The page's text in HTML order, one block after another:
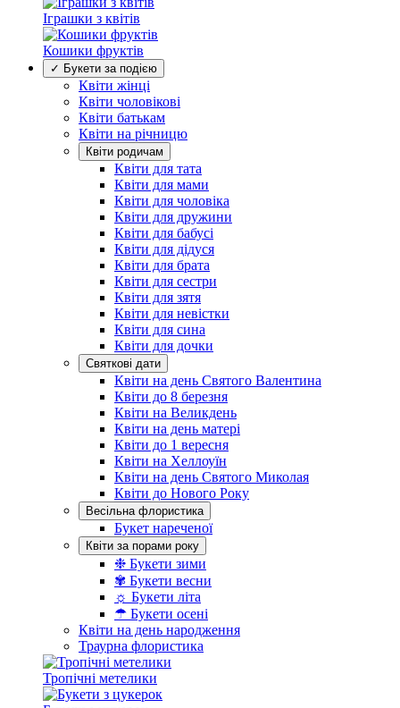
Іграшки з квітів
Кошики фруктів
✓ Букети за подією
Квіти жінці
Квіти чоловікові
Квіти батькам
Квіти на річницю
Квіти родичам
Квіти для тата
Квіти для мами
Квіти для чоловіка
Квіти для дружини
Квіти для бабусі
Квіти для дідуся
Квіти для брата
Квіти для сестри
Квіти для зятя
Квіти для невістки
Квіти для сина
Квіти для дочки
Святкові дати
Квіти на день Святого Валентина
Квіти до 8 березня
Квіти на Великдень
Квіти на день матері
Квіти до 1 вересня
Квіти на Хеллоуїн
Квіти на день Святого Миколая
Квіти до Нового Року
Весільна флористика
Букет нареченої
Квіти за порами року
❉ Букети зими
✾ Букети весни
☼ Букети літа
☂ Букети осені
Квіти на день народження
Траурна флористика
Тропічні метелики